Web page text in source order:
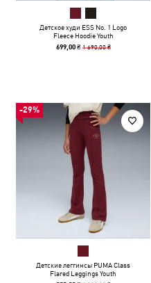
Детское худи ESS No. 1 Logo
Fleece Hoodie Youth
699,00 ₴ 1 690,00 ₴
-29%
Детские леггинсы PUMA Class
Flared Leggings Youth